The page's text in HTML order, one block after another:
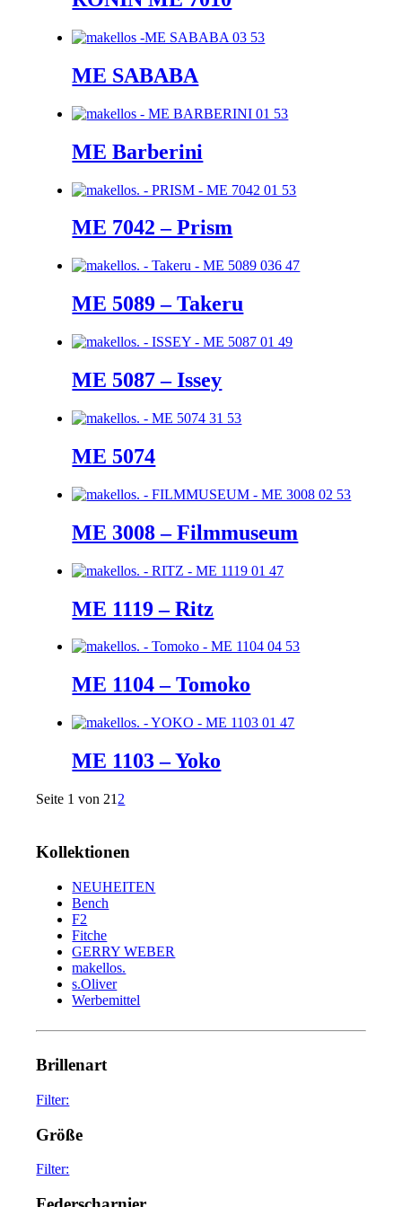
ME SABABA
ME Barberini
ME 7042 – Prism
ME 5089 – Takeru
ME 5087 – Issey
ME 5074
ME 3008 – Filmmuseum
ME 1119 – Ritz
ME 1104 – Tomoko
ME 1103 – Yoko
Seite 1 von 21 2
Kollektionen
NEUHEITEN
Bench
F2
Fitche
GERRY WEBER
makellos.
s.Oliver
Werbemittel
Brillenart
Filter:
sunglasses
Größe
Filter:
2